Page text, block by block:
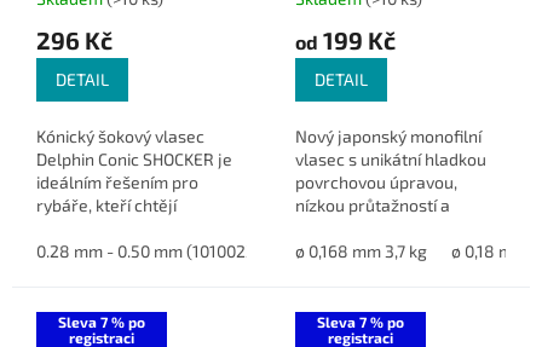
296 Kč
DETAIL
Kónický šokový vlasec
Delphin Conic SHOCKER je
ideálním řešením pro
rybáře, kteří chtějí
hodů. Díky proměnlivému
0.28 mm - 0.50 mm (101002308) 0.30 mm - 0.50 mm
od 199 Kč
DETAIL
Nový japonský monofilní
vlasec s unikátní hladkou
povrchovou úpravou,
nízkou průtažností a
Hnědá barva perfektně
ø 0,168 mm 3,7 kg ø 0,18 mm
Sleva 7 % po
registraci
Sleva 7 % po
registraci